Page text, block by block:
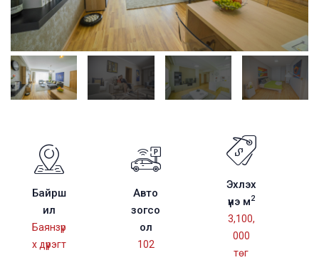
Байрш
ил
Баянзүр
х дүүрэгт
Авто
зогсо
ол
102
Эхлэх
үнэ м2
3,100,
000
төг